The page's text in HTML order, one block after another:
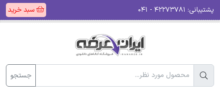
پشتیبانی: سبد خرید
جستجو